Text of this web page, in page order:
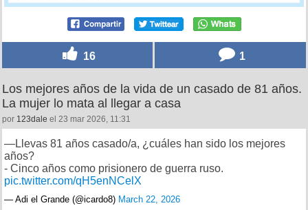
16 1
Los mejores años de la vida de un casado de 81 años.
La mujer lo mata al llegar a casa
por 123dale el 23 mar 2026, 11:31
—Llevas 81 años casado/a, ¿cuáles han sido los mejores
años?
- Cinco años como prisionero de guerra ruso.
pic.twitter.com/qH5enNCelX
— Adi el Grande (@icardo8) March 22, 2026